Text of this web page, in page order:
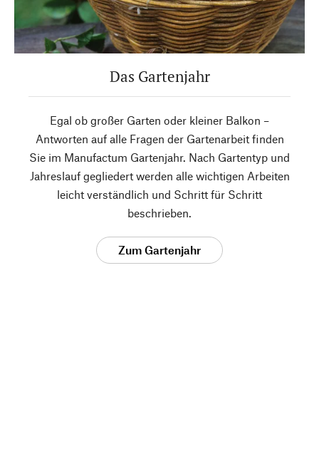
Das Gartenjahr
Egal ob großer Garten oder kleiner Balkon –
Antworten auf alle Fragen der Gartenarbeit finden
Sie im Manufactum Gartenjahr. Nach Gartentyp und
Jahreslauf gegliedert werden alle wichtigen Arbeiten
leicht verständlich und Schritt für Schritt
beschrieben.
Zum Gartenjahr